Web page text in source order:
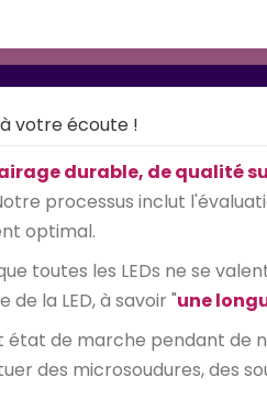
votre écoute !
durable, de qualité
processus inclut
optimal.
toutes les LEDs ne se
la LED, à savoir "une
de marche pendant de
des microsoudures, des